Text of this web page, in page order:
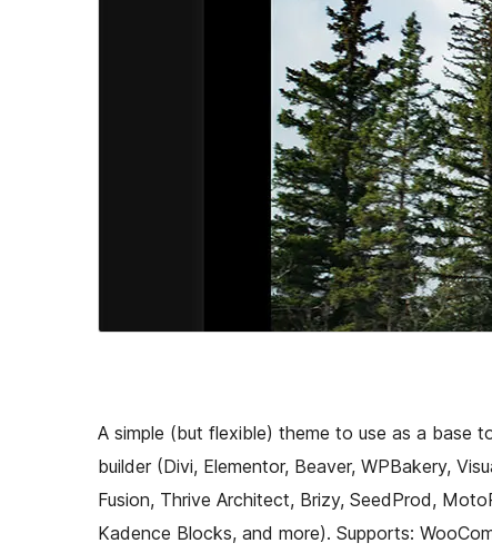
A simple (but flexible) theme to use as a base
builder (Divi, Elementor, Beaver, WPBakery,
Fusion, Thrive Architect, Brizy, SeedProd,
Kadence Blocks, and more). Supports: